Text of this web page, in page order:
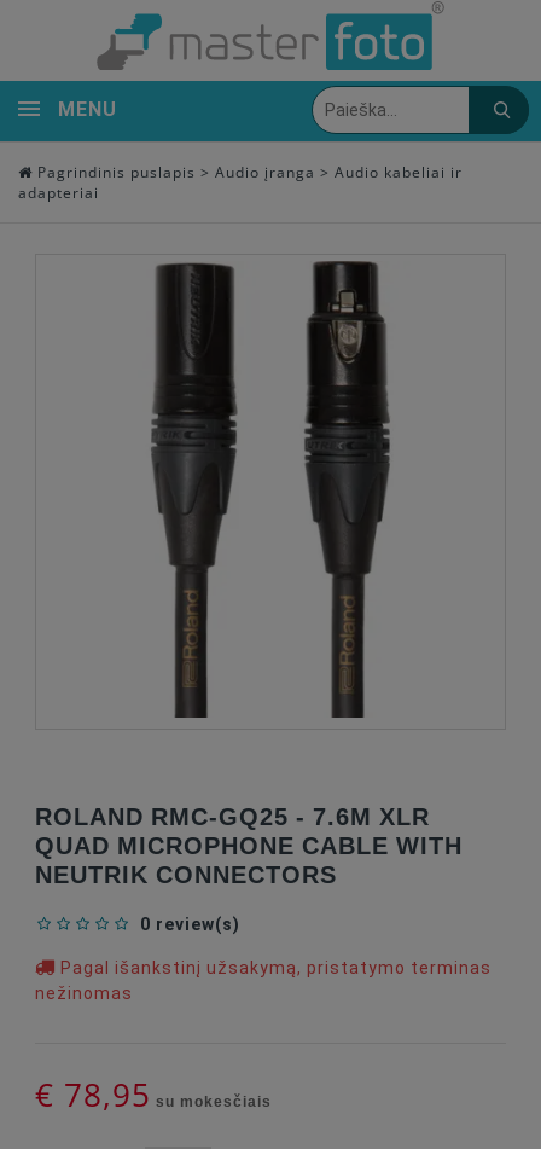
MENU
Pagrindinis puslapis > Audio įranga > Audio kabeliai ir
adapteriai
ROLAND RMC-GQ25 - 7.6M XLR
QUAD MICROPHONE CABLE WITH
NEUTRIK CONNECTORS
0 review(s)
Pagal išankstinį užsakymą, pristatymo terminas
nežinomas
€ 78,95 su mokesčiais